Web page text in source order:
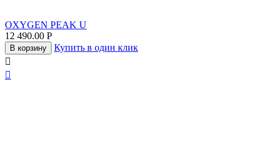
OXYGEN PEAK U
12 490.00 Р
В корзину
Купить в один клик

